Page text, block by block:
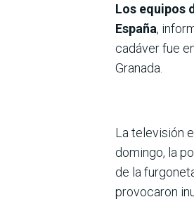
Los equipos
España,
cadáver fue
Granada.
La televisión
domingo, la
de la
provocaron